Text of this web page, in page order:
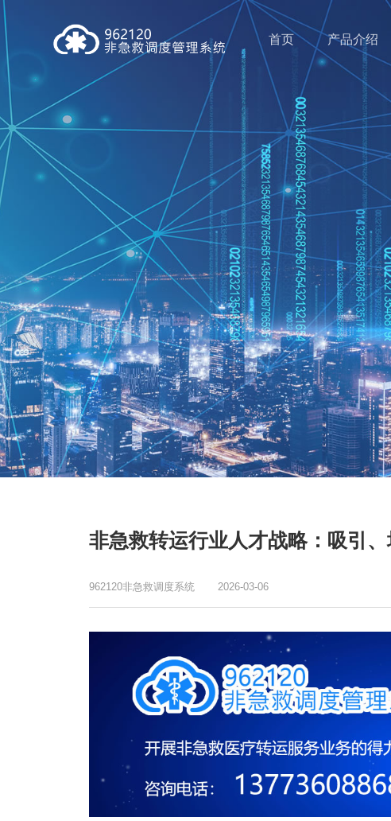
首页 产品介绍
非急救转运行业人才战略：吸引
962120非急救调度系统 2026-03-06